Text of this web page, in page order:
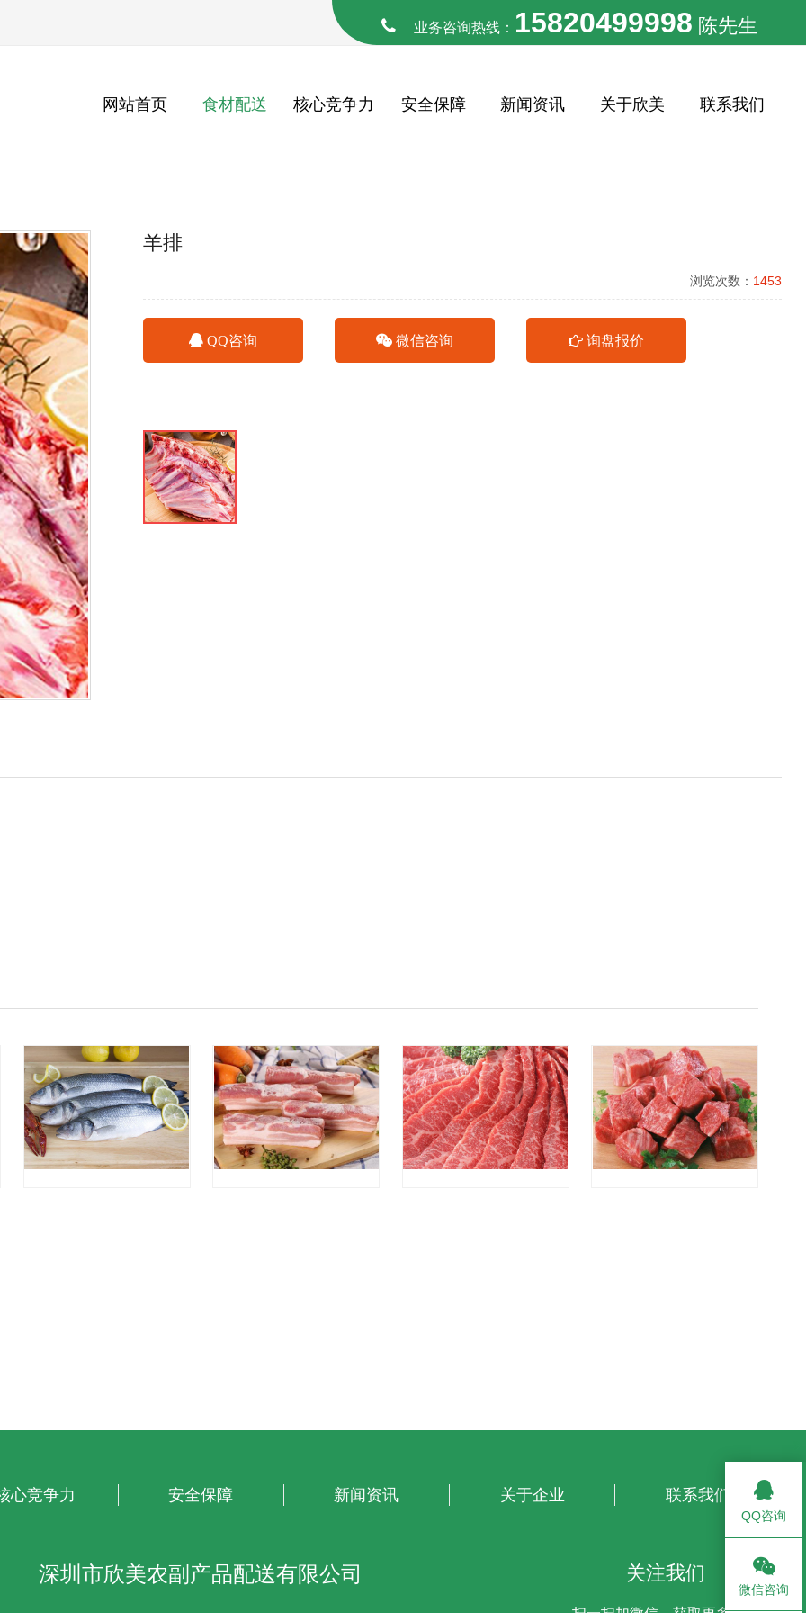
业务咨询热线： 15820499998 陈先生
网站首页 食材配送 核心竞争力 安全保障 新闻资讯 关于欣美 联系我们
羊排
浏览次数： 1453
QQ咨询 微信咨询 询盘报价
心竞争力 安全保障 新闻资讯 关于企业 联系我们
深圳市欣美农副产品配送有限公司 关注我们
QQ咨询
微信咨询